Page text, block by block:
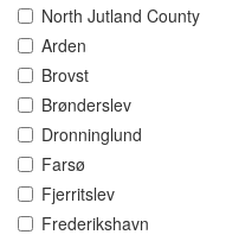
North Jutland County
Arden
Brovst
Brønderslev
Dronninglund
Farsø
Fjerritslev
Frederikshavn